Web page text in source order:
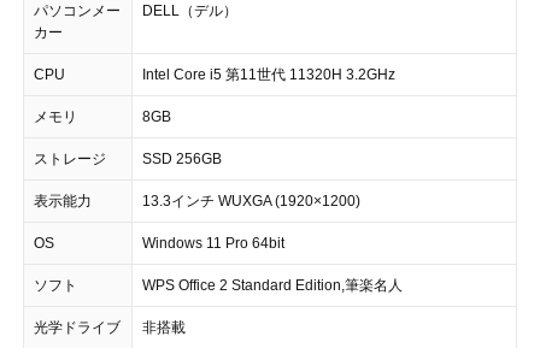
パソコンメー
カー
DELL（デル）
CPU Intel Core i5 第11世代 11320H 3.2GHz
メモリ 8GB
ストレージ SSD 256GB
表示能力 13.3インチ WUXGA (1920×1200)
OS Windows 11 Pro 64bit
ソフト WPS Office 2 Standard Edition,筆楽名人
光学ドライブ 非搭載